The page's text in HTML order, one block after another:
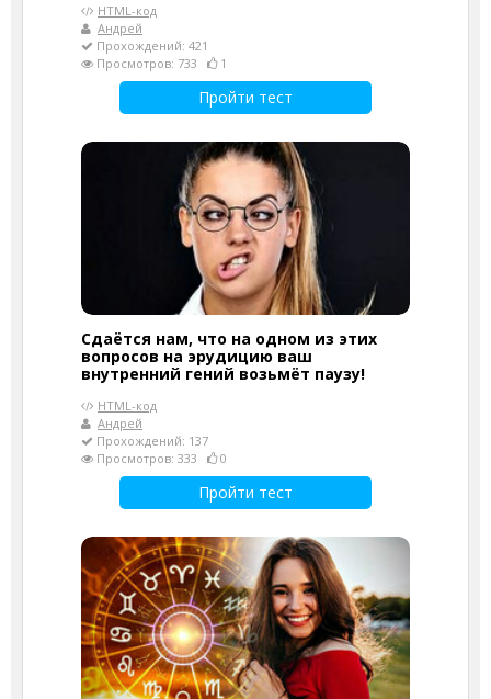
HTML-код
Андрей
Прохождений: 421
Просмотров: 733
1
Пройти тест
Сдаётся нам, что на одном из этих
вопросов на эрудицию ваш
внутренний гений возьмёт паузу!
HTML-код
Андрей
Прохождений: 137
Просмотров: 333
0
Пройти тест